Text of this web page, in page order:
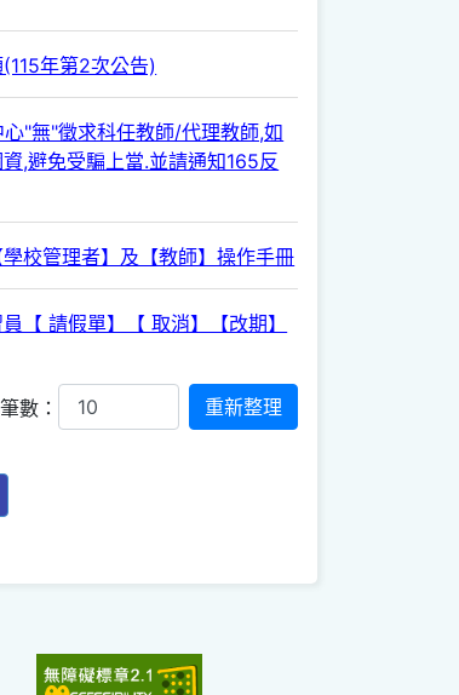
年第2次公告)
"無"徵求科任教師/代理教師,如
,避免受騙上當.並請通知165反
校管理者】及【教師】操作手冊
【 請假單】【 取消】【改期】
數：